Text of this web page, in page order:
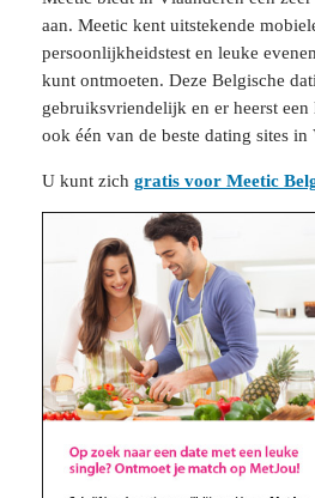
aan. Meetic kent uitstekende
persoonlijkheidstest en leuke
kunt ontmoeten. Deze Belgische
gebruiksvriendelijk en er heerst
ook één van de beste dating sites in
U kunt zich gratis voor Meetic